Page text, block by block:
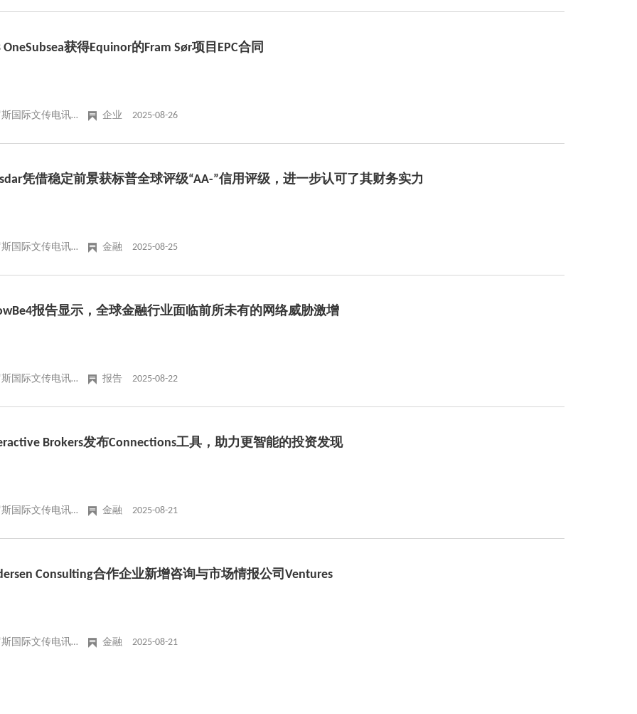
OneSubsea获得Equinor的Fram Sør项目EPC合同
俄罗斯国际文传电讯社 2025-08-26
企业
凭借稳定前景获标普全球评级“AA-”信用评级，进一步认可了其财务实力
俄罗斯国际文传电讯社 2025-08-25
金融
报告显示，全球金融行业面临前所未有的网络威胁激增
俄罗斯国际文传电讯社 2025-08-22
报告
Brokers发布Connections工具，助力更智能的投资发现
俄罗斯国际文传电讯社 2025-08-21
金融
Consulting合作企业新增咨询与市场情报公司Ventures
俄罗斯国际文传电讯社 2025-08-21
金融